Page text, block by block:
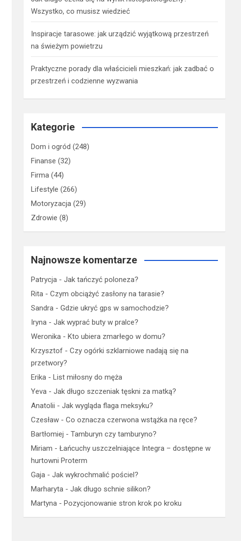
Wszystko, co musisz wiedzieć
Inspiracje tarasowe: jak urządzić wyjątkową przestrzeń
na świeżym powietrzu
Praktyczne porady dla właścicieli mieszkań: jak zadbać o
przestrzeń i codzienne wyzwania
Kategorie
Dom i ogród (248)
Finanse (32)
Firma (44)
Lifestyle (266)
Motoryzacja (29)
Zdrowie (8)
Najnowsze komentarze
Patrycja -Jak tańczyć poloneza?
Rita -Czym obciążyć zasłony na tarasie?
Sandra -Gdzie ukryć gps w samochodzie?
Iryna -Jak wyprać buty w pralce?
Weronika - Kto ubiera zmarłego w domu?
Krzysztof -Czy ogórki szklarniowe nadają się na
przetwory?
Erika - List miłosny do męża
Yeva -Jak długo szczeniak tęskni za matką?
Anatolii -Jak wygląda flaga meksyku?
Czesław -Co oznacza czerwona wstążka na ręce?
Bartłomiej -Tamburyn czy tamburyno?
Miriam -Łańcuchy uszczelniające Integra – dostępne w
hurtowni Proterm
Gaja -Jak wykrochmalić pościel?
Marharyta -Jak długo schnie silikon?
Martyna - Pozycjonowanie stron krok po kroku